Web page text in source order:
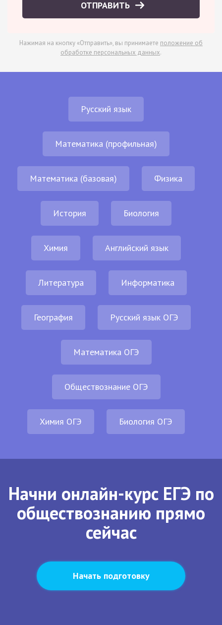
ОТПРАВИТЬ
Нажимая на кнопку «Отправить», вы принимаете положение об
обработке персональных данных.
Русский язык
Математика (профильная)
Математика (базовая) Физика
История Биология
Химия Английский язык
Литература Информатика
География Русский язык ОГЭ
Математика ОГЭ
Обществознание ОГЭ
Химия ОГЭ Биология ОГЭ
Начни онлайн-курс ЕГЭ по
обществознанию прямо
сейчас
Начать подготовку